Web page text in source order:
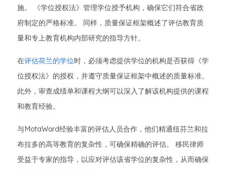
施。 《学位授权法》管理学位授予机构，确保它们符合省政
府制定的严格标准。 同样，质量保证框架概述了评估教育质
量和专上教育机构内部研究的指导方针。
在评估荷兰的学位时，必须考虑提供学位的机构是否获得《学
位授权法》的授权，并遵守质量保证框架中概述的质量标准。
此外，审查成绩单和课程大纲可以深入了解该机构提供的课程
和教育经验。
与MotaWord经验丰富的评估人员合作，他们精通纽芬兰和拉
布拉多的高等教育的复杂性，可确保精确的评估。 移民律师
受益于专家的指导，以应对评估该省学位的复杂性，从而确保